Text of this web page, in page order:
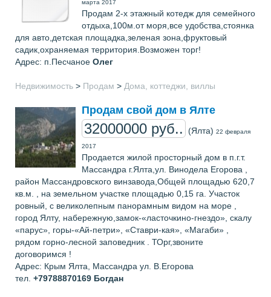
марта 2017
Продам 2-х этажный котедж для семейного
отдыха,100м.от моря,все удобства,стоянка
для авто,детская площадка,зеленая зона,фруктовый
садик,охраняемая территория.Возможен торг!
Адрес: п.Песчаное Олег
Недвижимость > Продам > Дома, коттеджи, виллы
Продам свой дом в Ялте
32000000 руб.. (Ялта) 22 февраля
2017
Продается жилой просторный дом в п.г.т.
Массандра г.Ялта,ул. Винодела Егорова ,
район Массандровского винзавода,Общей площадью 620,7
кв.м. , на земельном участке площадью 0,15 га. Участок
ровный, с великолепным панорамным видом на море ,
город Ялту, набережную,замок-«ласточкино-гнездо», скалу
«парус», горы-«Ай-петри», «Ставри-кая», «Магаби» ,
рядом горно-лесной заповедник . ТОрг,звоните
договоримся !
Адрес: Крым Ялта, Массандра ул. В.Егорова
тел. +79788870169 Богдан